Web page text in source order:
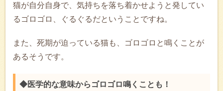
猫が自分自身で、気持ちを落ち着かせようと発してい
るゴロゴロ、ぐるぐるだということですね。
また、死期が迫っている猫も、ゴロゴロと鳴くことが
あるそうです。
◆医学的な意味からゴロゴロ鳴くことも！